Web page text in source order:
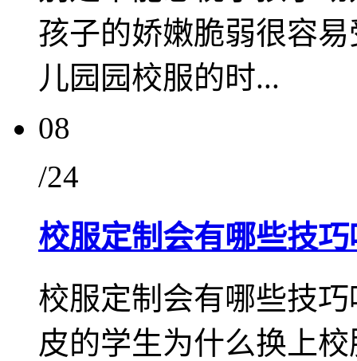
孩子的娇嫩脆弱很容
儿园园校服的时...
08
/24
校服定制会有哪些技巧
校服定制会有哪些技
皮的学生为什么换上